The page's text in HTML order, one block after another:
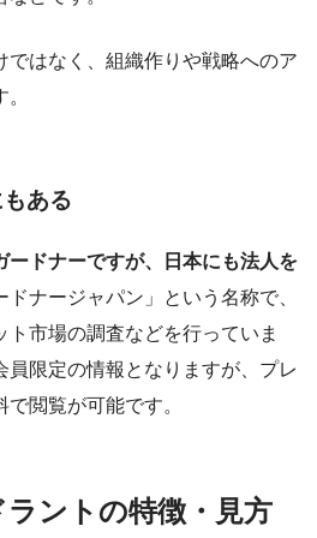
ではなく、組織作りや戦略へのア
ある
ードナーですが、日本にも法人を
ドナージャパン」という名称で、
ト市場の調査などを行っていま
限定の情報となりますが、プレ
閲覧が可能です。
ントの特徴・見方